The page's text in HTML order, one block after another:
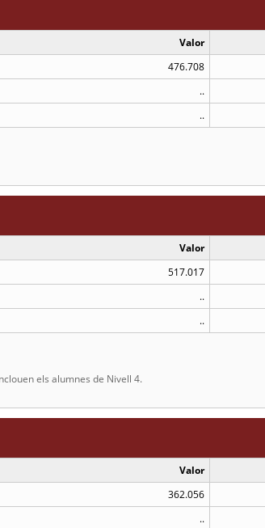
Valor
476.708
..
..
Valor
517.017
..
..
els alumnes de Nivell 4.
Valor
362.056
..